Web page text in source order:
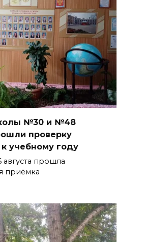
№30 и №48
проверку
к учебному году
августа прошла
приёмка